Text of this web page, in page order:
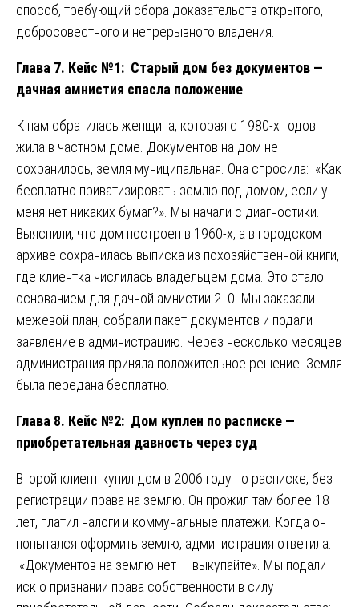
способ, требующий сбора доказательств открытого,
добросовестного и непрерывного владения.
Глава 7. Кейс №1: Старый дом без документов —
дачная амнистия спасла положение
К нам обратилась женщина, которая с 1980-х годов
жила в частном доме. Документов на дом не
сохранилось, земля муниципальная. Она спросила: «Как
бесплатно приватизировать землю под домом, если у
меня нет никаких бумаг?». Мы начали с диагностики.
Выяснили, что дом построен в 1960-х, а в городском
архиве сохранилась выписка из похозяйственной книги,
где клиентка числилась владельцем дома. Это стало
основанием для дачной амнистии 2. 0. Мы заказали
межевой план, собрали пакет документов и подали
заявление в администрацию. Через несколько месяцев
администрация приняла положительное решение. Земля
была передана бесплатно.
Глава 8. Кейс №2: Дом куплен по расписке —
приобретательная давность через суд
Второй клиент купил дом в 2006 году по расписке, без
регистрации права на землю. Он прожил там более 18
лет, платил налоги и коммунальные платежи. Когда он
попытался оформить землю, администрация ответила:
«Документов на землю нет — выкупайте». Мы подали
иск о признании права собственности в силу